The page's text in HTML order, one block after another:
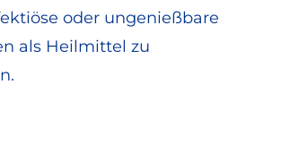
oder ungenießbare
als Heilmittel zu